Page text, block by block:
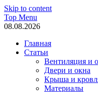
Skip to content
Top Menu
08.08.2026
Главная
Статьи
Вентиляция и
Двери и окна
Крыша и
Материалы